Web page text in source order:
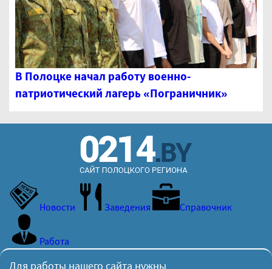
В Полоцке начал работу военно-
патриотический лагерь «Пограничник»
Новости Заведения Справочник
Работа
Для работы нашего сайта нужны